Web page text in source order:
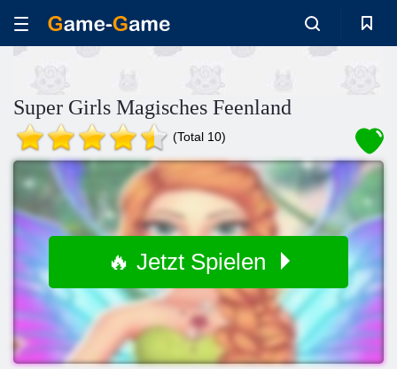
Super Girls Magisches Feenland
(Total 10)
🔥 Jetzt Spielen